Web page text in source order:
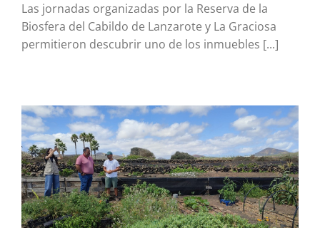
Las jornadas organizadas por la Reserva de la
Biosfera del Cabildo de Lanzarote y La Graciosa
permitieron descubrir uno de los inmuebles [...]